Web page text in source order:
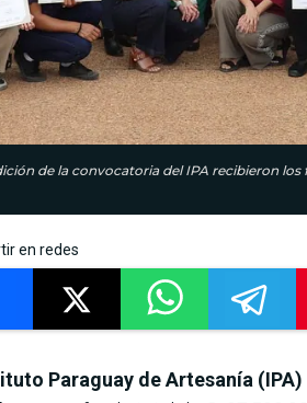
de la convocatoria del IPA recibieron
en redes
Paraguay de Artesanía